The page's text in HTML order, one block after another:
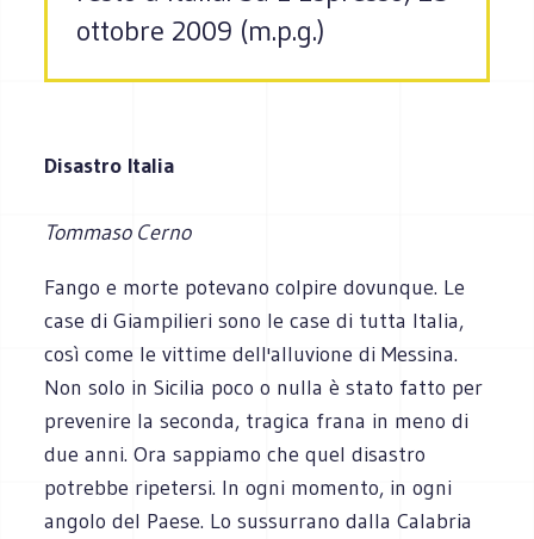
ottobre 2009 (m.p.g.)
Disastro Italia
Tommaso Cerno
Fango e morte potevano colpire dovunque. Le
case di Giampilieri sono le case di tutta Italia,
così come le vittime dell'alluvione di Messina.
Non solo in Sicilia poco o nulla è stato fatto per
prevenire la seconda, tragica frana in meno di
due anni. Ora sappiamo che quel disastro
potrebbe ripetersi. In ogni momento, in ogni
angolo del Paese. Lo sussurrano dalla Calabria